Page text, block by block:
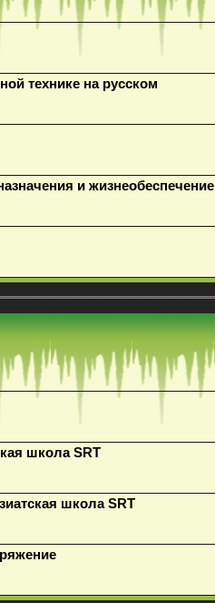
технике на русском
и жизнеобеспечение
школа SRT
школа SRT